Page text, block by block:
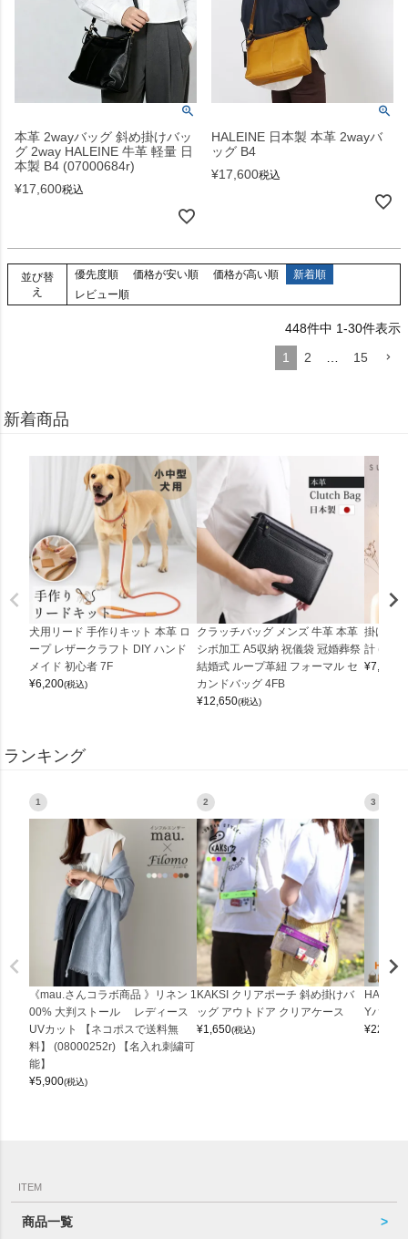
本革 2wayバッグ 斜め掛けバッ
グ 2way HALEINE 牛革 軽量 日
本製 B4 (07000684r)
¥17,600税込
HALEINE 日本製 本革 2wayバ
ッグ B4
¥17,600税込
並び替
え
優先度順 価格が安い順 価格が高い順
新着順
レビュー順
448件中 1-30件表示
1
2 15
新着商品
犬用リード 手作りキット 本革 ロ
ープ レザークラフト DIY ハンド
メイド 初心者 7F
¥6,200(税込)
クラッチバッグ メンズ 牛革 本革
シボ加工 A5収納 祝儀袋 冠婚葬祭
結婚式 ループ革紐 フォーマル セ
カンドバッグ 4FB
¥12,650(税込)
掛け時
計
¥7,150
ランキング
1
《mau.さんコラボ商品 》リネン 1
00% 大判ストール レディース
UVカット 【ネコポスで送料無
料】 (08000252r) 【名入れ刺繍可
能】
¥5,900(税込)
2
KAKSI クリアポーチ 斜め掛けバ
ッグ アウトドア クリアケース
¥1,650(税込)
3
Yバッグ
¥22,000
ITEM
商品一覧